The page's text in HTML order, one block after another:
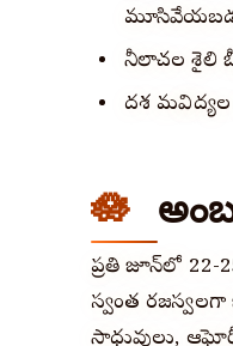
నీలాచల శైలి
దశ
ప్రతి జూన్‌లో 22-
స్వంత
సాధువులు,